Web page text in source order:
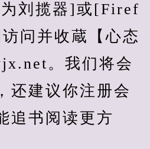
刘揽器]或[Firef
问并收蔵【心态
。我们将会
还建议你注册会
追书阅读更方